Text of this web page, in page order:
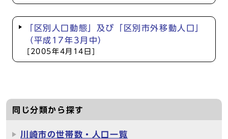
「区別人口動態」及び「区別市外移動人口」
（平成17年3月中）
[2005年4月14日]
同じ分類から探す
川崎市の世帯数・人口一覧